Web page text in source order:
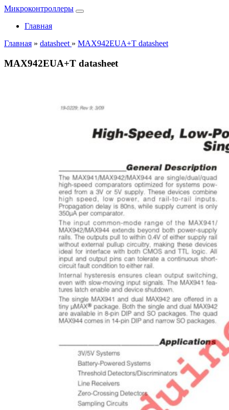
Микроконтроллеры
Главная
Главная » datasheet » MAX942EUA+T datasheet
MAX942EUA+T datasheet